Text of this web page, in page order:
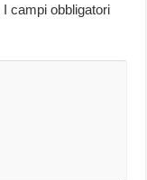
I campi obbligatori